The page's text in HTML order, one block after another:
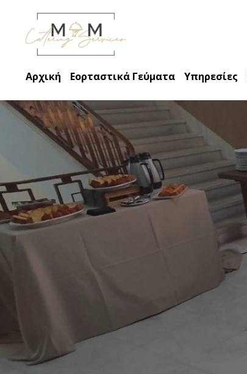
Αρχική Εορταστικά Γεύματα Υπηρεσίες